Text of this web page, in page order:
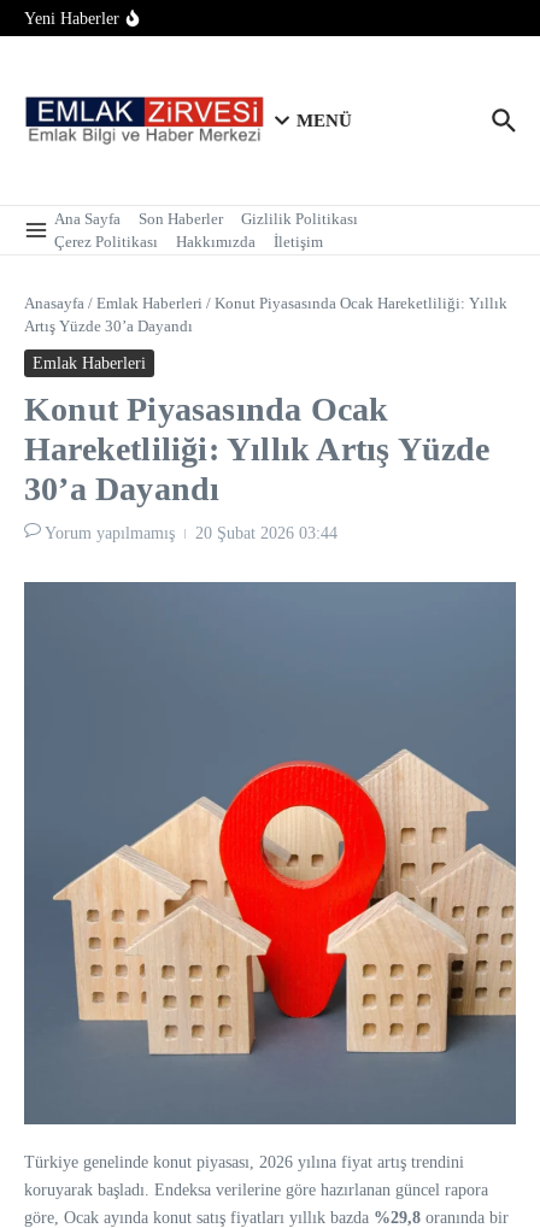
İçeriğe atla
Yeni Haberler
Büyük Tabela, Sıfır Bölge Bilgisi: Sektördeki Franchise
MENÜ
Ana Sayfa Son Haberler
Gizlilik Politikası
Çerez Politikası
Hakkımızda İletişim
Anasayfa / Emlak Haberleri / Konut Piyasasında Ocak Hareketliliği: Yıllık
Artış Yüzde 30’a Dayandı
Emlak Haberleri
Konut Piyasasında Ocak
Hareketliliği: Yıllık Artış Yüzde
30’a Dayandı
Yorum yapılmamış 20 Şubat 2026 03:44
Türkiye genelinde konut piyasası, 2026 yılına fiyat artış trendini
koruyarak başladı. Endeksa verilerine göre hazırlanan güncel rapora
göre, Ocak ayında konut satış fiyatları yıllık bazda %29,8 oranında bir